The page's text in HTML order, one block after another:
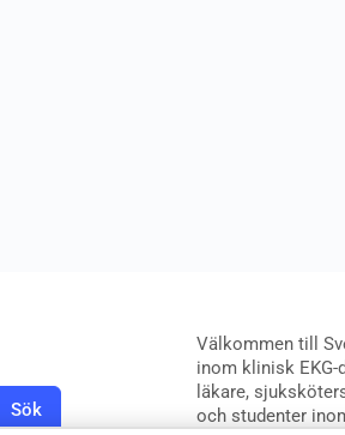
Sök
Välkommen till
inom klinisk EKG-
läkare,
och studenter